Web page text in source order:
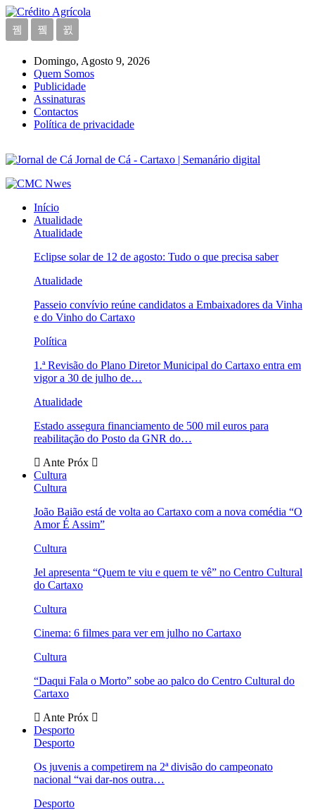
Domingo, Agosto 9, 2026
Quem Somos
Publicidade
Assinaturas
Contactos
Política de privacidade
Jornal de Cá - Cartaxo | Semanário digital
Início
Atualidade
Atualidade
Eclipse solar de 12 de agosto: Tudo o que precisa saber
Atualidade
Passeio convívio reúne candidatos a Embaixadores da Vinha
e do Vinho do Cartaxo
Política
1.ª Revisão do Plano Diretor Municipal do Cartaxo entra em
vigor a 30 de julho de…
Atualidade
Estado assegura financiamento de 500 mil euros para
reabilitação do Posto da GNR do…
Ante Próx
Cultura
Cultura
João Baião está de volta ao Cartaxo com a nova comédia “O
Amor É Assim”
Cultura
Jel apresenta “Quem te viu e quem te vê” no Centro Cultural
do Cartaxo
Cultura
Cinema: 6 filmes para ver em julho no Cartaxo
Cultura
“Daqui Fala o Morto” sobe ao palco do Centro Cultural do
Cartaxo
Ante Próx
Desporto
Desporto
Os juvenis a competirem na 2ª divisão do campeonato
nacional “vai dar-nos outra…
Desporto